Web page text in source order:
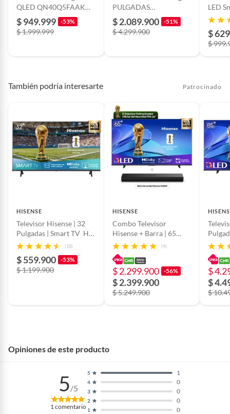
QLED QN40Q5FAAK
Full HD Smart TV Tizen
$ 949.999 -53%
$ 1.999.999
PULGADAS
IUN65U8500HKXZL
$ 2.089.900 -51%
$ 4.299.900
LED
$
$
También podría interesarte Patrocinado
HISENSE
Televisor Hisense | 32
Pulgadas | Smart TV HD
| 32A4NV
(10)
$ 559.900 -53%
$ 1.199.900
HISENSE
Combo Televisor
Hisense + Barra | 65
Pulgadas | Hi-QLED 4K |
65Q6QV | Barra de
Sonido HS1000
(4)
$ 2.299.900 -56%
$ 2.399.900
$ 5.249.900
$
$
$
Opiniones de este producto
5/5
1comentario 1 0
2 0
3 0
4 0
5 1